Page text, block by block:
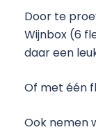
Door te
Wijnbox (6
daar een
Of met één
Ook nemen